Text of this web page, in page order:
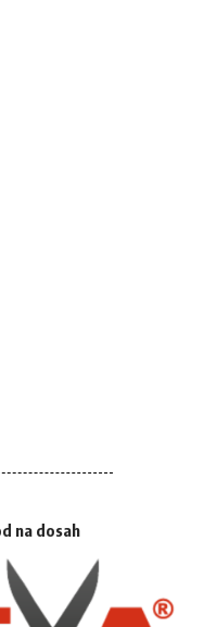
na dosah